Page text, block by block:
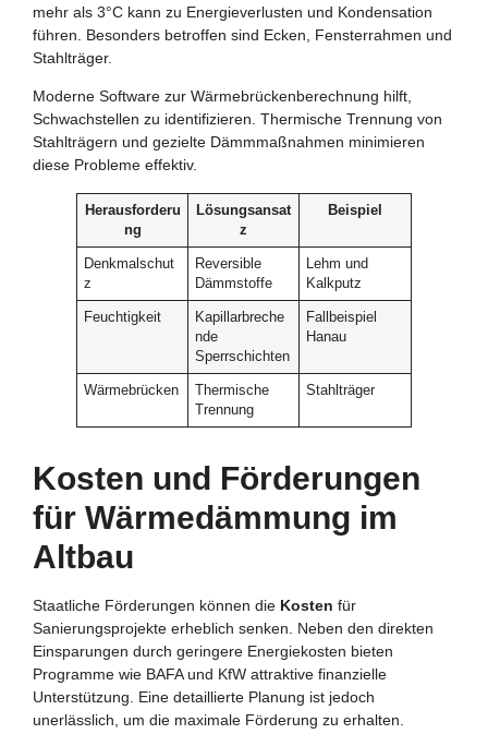
mehr als 3°C kann zu Energieverlusten und Kondensation
führen. Besonders betroffen sind Ecken, Fensterrahmen und
Stahlträger.
Moderne Software zur Wärmebrückenberechnung hilft,
Schwachstellen zu identifizieren. Thermische Trennung von
Stahlträgern und gezielte Dämmmaßnahmen minimieren
diese Probleme effektiv.
Herausforderu
ng
Lösungsansat
z
Beispiel
Denkmalschut
z
Reversible
Dämmstoffe
Lehm und
Kalkputz
Feuchtigkeit
Kapillarbreche
nde
Sperrschichten
Fallbeispiel
Hanau
Wärmebrücken
Thermische
Trennung
Stahlträger
Kosten und Förderungen
für Wärmedämmung im
Altbau
Staatliche Förderungen können die Kosten für
Sanierungsprojekte erheblich senken. Neben den direkten
Einsparungen durch geringere Energiekosten bieten
Programme wie BAFA und KfW attraktive finanzielle
Unterstützung. Eine detaillierte Planung ist jedoch
unerlässlich, um die maximale Förderung zu erhalten.